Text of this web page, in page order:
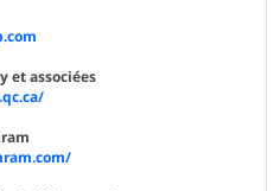
et associées